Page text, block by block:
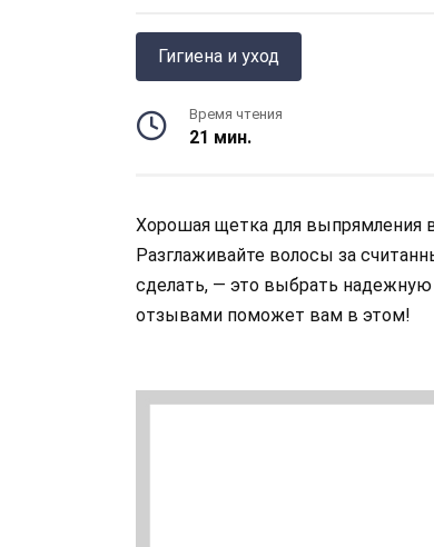
Гигиена и уход
Время чтения
21 мин.
Хорошая щетка для выпрямления
Разглаживайте волосы за
сделать, — это выбрать
отзывами поможет вам в этом!